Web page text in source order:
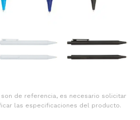
de referencia, es necesario solicitar
las especificaciones del producto.